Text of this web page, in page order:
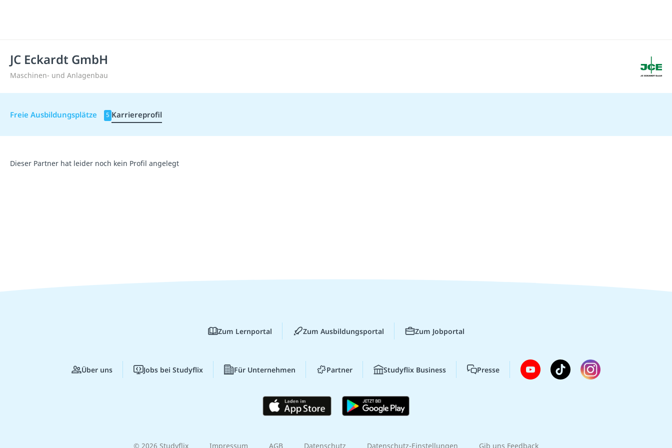
JC Eckardt GmbH
Maschinen- und Anlagenbau
Freie Ausbildungsplätze 5 Karriereprofil
Dieser Partner hat leider noch kein Profil angelegt
Zum Lernportal Zum Ausbildungsportal Zum Jobportal
Über uns Jobs bei Studyflix Für Unternehmen Partner Studyflix Business Presse
© 2026 Studyflix Impressum AGB Datenschutz Datenschutz-Einstellungen Gib uns Feedback